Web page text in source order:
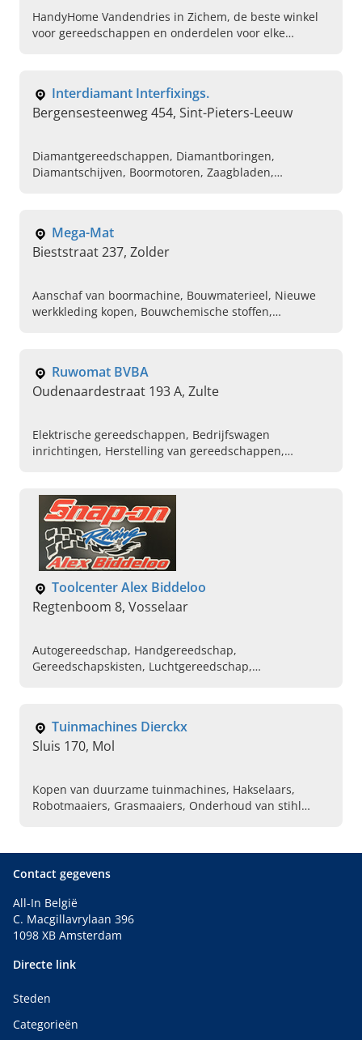
HandyHome Vandendries in Zichem, de beste winkel
voor gereedschappen en onderdelen voor elke
Interdiamant Interfixings.
Bergensesteenweg 454, Sint-Pieters-Leeuw
Diamantgereedschappen, Diamantboringen,
Diamantschijven, Boormotoren, Zaagbladen,
Mega-Mat
Bieststraat 237, Zolder
Aanschaf van boormachine, Bouwmaterieel, Nieuwe
werkkleding kopen, Bouwchemische stoffen,
Ruwomat BVBA
Oudenaardestraat 193 A, Zulte
Elektrische gereedschappen, Bedrijfswagen
inrichtingen, Herstelling van gereedschappen,
Toolcenter Alex Biddeloo
Regtenboom 8, Vosselaar
Autogereedschap, Handgereedschap,
Gereedschapskisten, Luchtgereedschap,
Tuinmachines Dierckx
Sluis 170, Mol
Kopen van duurzame tuinmachines, Hakselaars,
Robotmaaiers, Grasmaaiers, Onderhoud van stihl
Contact gegevens
All-In België
C. Macgillavrylaan 396
1098 XB Amsterdam
Directe link
Steden
Categorieën